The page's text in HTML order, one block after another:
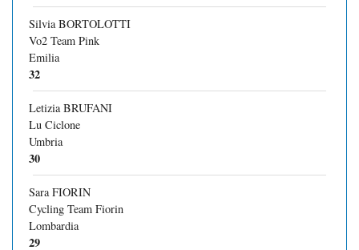
Silvia BORTOLOTTI
Vo2 Team Pink
Emilia
32
Letizia BRUFANI
Lu Ciclone
Umbria
30
Sara FIORIN
Cycling Team Fiorin
Lombardia
29